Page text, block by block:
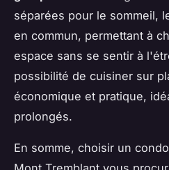
séparées pour le sommeil,
en commun, permettant à
espace sans se sentir à
possibilité de cuisiner sur
économique et pratique,
prolongés.
En somme, choisir un